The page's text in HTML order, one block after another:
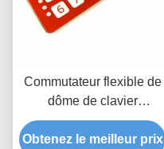
Commutateur flexible de
dôme de clavier
numérique de Pantone de
circuit de connecteur de
Obtenez le meilleur prix